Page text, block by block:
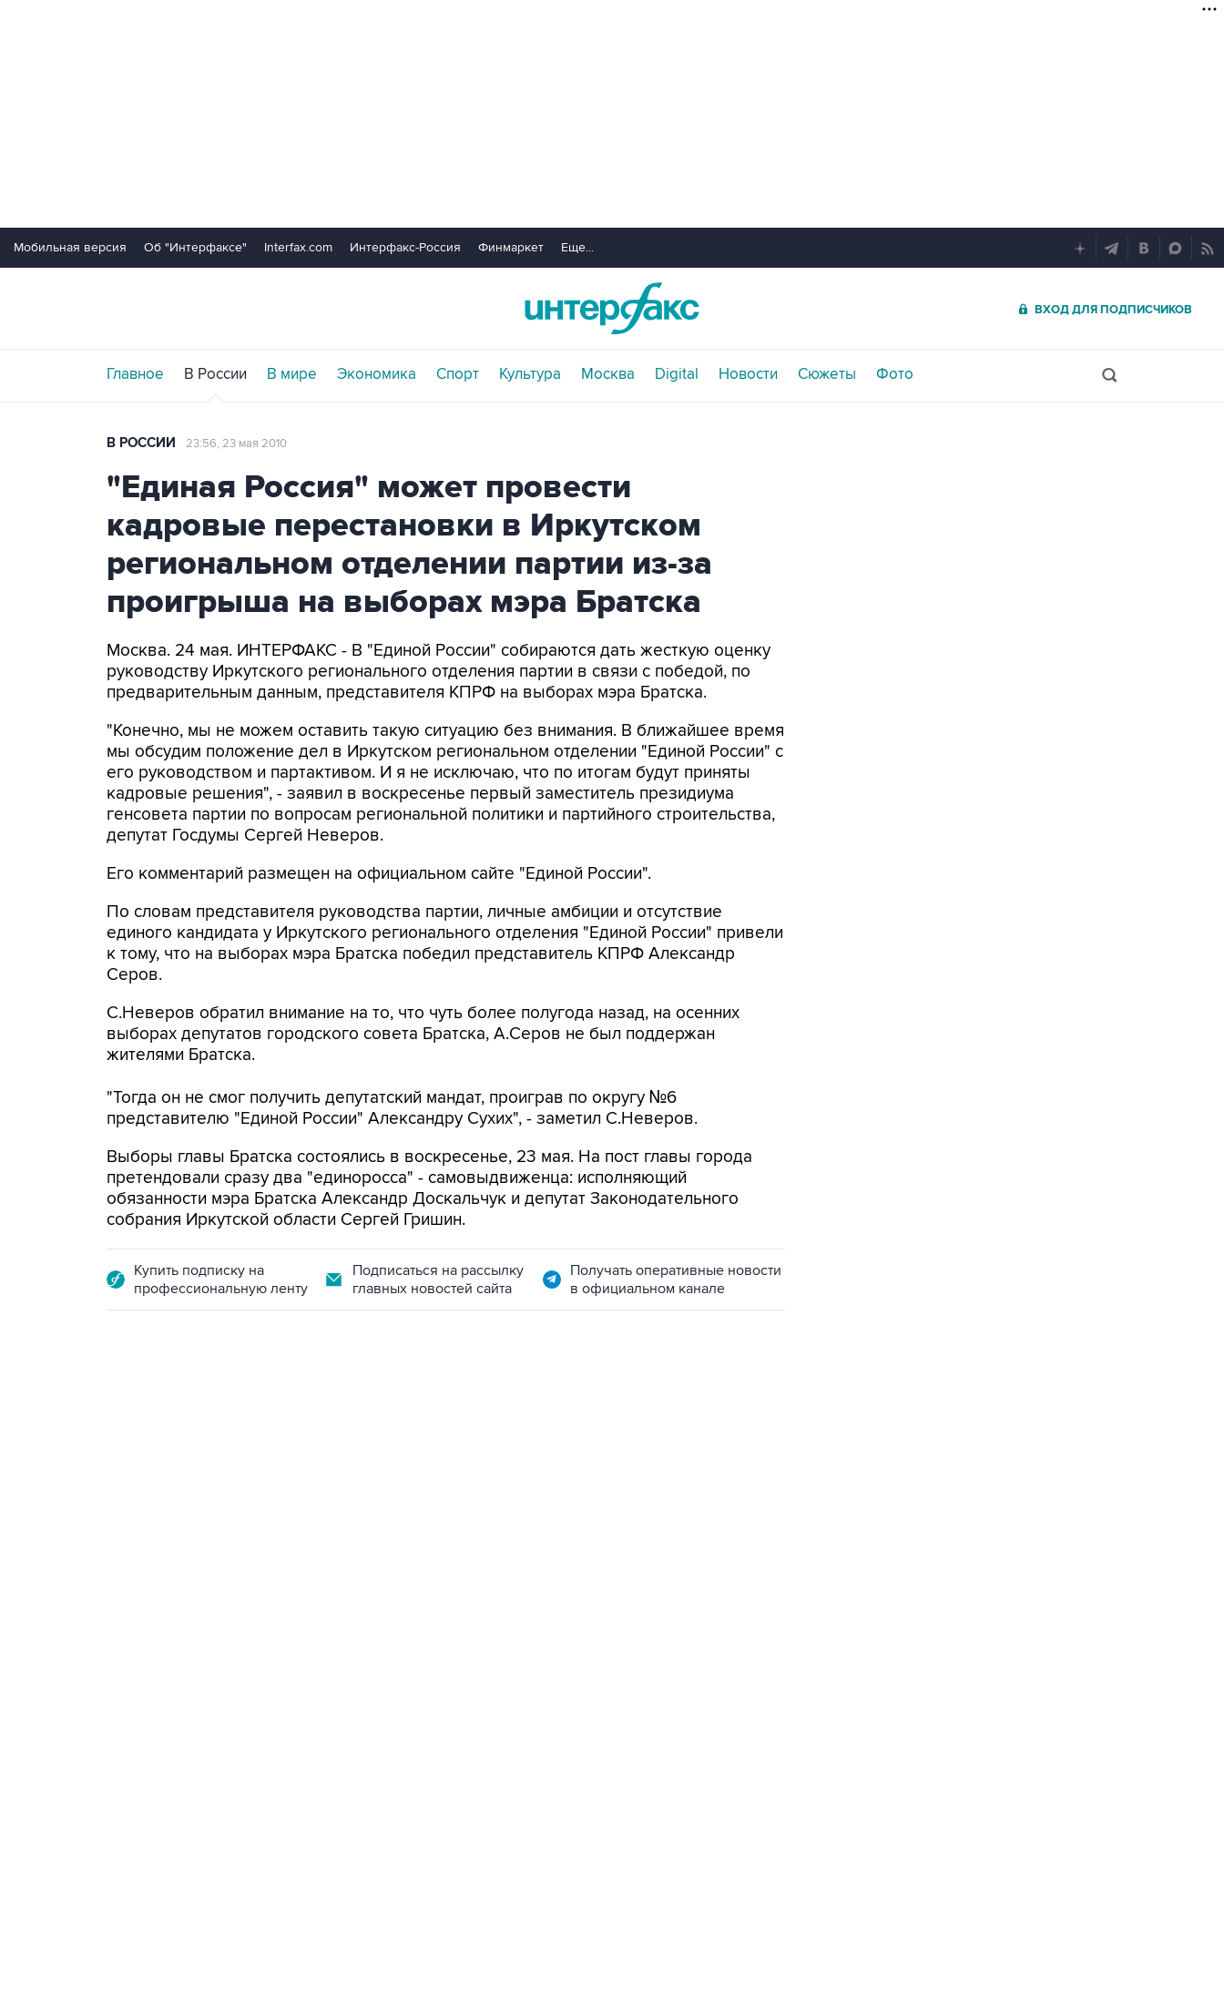
Мобильная версия Об "Интерфаксе" Interfax.com Интерфакс-Россия Финмаркет Еще...
ВХОД ДЛЯ ПОДПИСЧИКОВ
Главное В России В мире Экономика Спорт Культура Москва Digital Новости Сюжеты Фото
В РОССИИ 23:56, 23 мая 2010
"Единая Россия" может провести
кадровые перестановки в Иркутском
региональном отделении партии из-за
проигрыша на выборах мэра Братска
Москва. 24 мая. ИНТЕРФАКС - В "Единой России" собираются дать жесткую оценку
руководству Иркутского регионального отделения партии в связи с победой, по
предварительным данным, представителя КПРФ на выборах мэра Братска.
"Конечно, мы не можем оставить такую ситуацию без внимания. В ближайшее время
мы обсудим положение дел в Иркутском региональном отделении "Единой России" с
его руководством и партактивом. И я не исключаю, что по итогам будут приняты
кадровые решения", - заявил в воскресенье первый заместитель президиума
генсовета партии по вопросам региональной политики и партийного строительства,
депутат Госдумы Сергей Неверов.
Его комментарий размещен на официальном сайте "Единой России".
По словам представителя руководства партии, личные амбиции и отсутствие
единого кандидата у Иркутского регионального отделения "Единой России" привели
к тому, что на выборах мэра Братска победил представитель КПРФ Александр
Серов.
С.Неверов обратил внимание на то, что чуть более полугода назад, на осенних
выборах депутатов городского совета Братска, А.Серов не был поддержан
жителями Братска.
"Тогда он не смог получить депутатский мандат, проиграв по округу №6
представителю "Единой России" Александру Сухих", - заметил С.Неверов.
Выборы главы Братска состоялись в воскресенье, 23 мая. На пост главы города
претендовали сразу два "единоросса" - самовыдвиженца: исполняющий
обязанности мэра Братска Александр Доскальчук и депутат Законодательного
собрания Иркутской области Сергей Гришин.
Купить подписку на
профессиональную ленту
Подписаться на рассылку
главных новостей сайта
Получать оперативные новости
в официальном канале